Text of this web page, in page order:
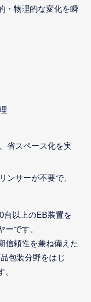
・物理的な変化を瞬
省スペース化を実
ンサーが不要で、
台以上のEB装置を
ーです。
信頼性を兼ね備えた
包装分野をはじ
。